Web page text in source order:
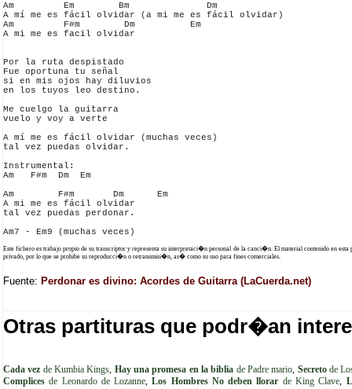
Am         Em        Bm              Dm
A mí me es fácil olvidar (a mi me es fácil olvidar)
Am         F#m        Dm          Em
A mi me es facil olvidar
Por la ruta despistado
Fue oportuna tu señal
si en mis ojos hay diluvios
en los tuyos leo destino.
Me cuelgo la guitarra
vuelo y voy a verte
A mí me es fácil olvidar (muchas veces)
tal vez puedas olvidar.
Instrumental:
Am   F#m  Dm  Em
Am        F#m       Dm      Em
A mi me es fácil olvidar
tal vez puedas perdonar.
Este fichero es trabajo propio de su transcriptor y representa su interpretaci�n personal de la canci�n. El material contenido en esta
privado, por lo que se prohibe su reproducci�n o retransmisi�n, as� como su uso para fines comerciales.
Fuente: Perdonar es divino: Acordes de Guitarra (LaCuerda.net)
Otras partituras que podr�an
Cada vez de Kumbia Kings, Hay una promesa en la biblia de Padre mario, Secretode
Complices de Leonardo de Lozanne,Los Hombres No deben llorar de King Clave,